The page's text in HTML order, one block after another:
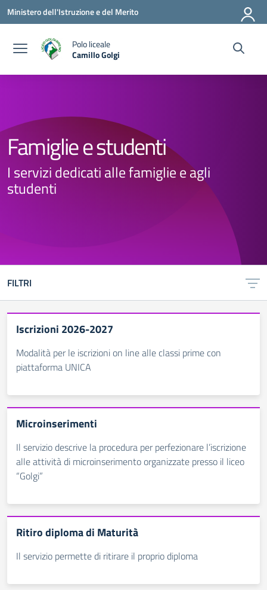
Vai ai contenuti
Vai al menu di navigazione
Vai al footer
Ministero dell'Istruzione e del Merito
Polo liceale
Camillo Golgi
— Visita la pagina iniziale della scuola
Famiglie e studenti
I servizi dedicati alle famiglie e agli
studenti
FILTRI
Iscrizioni 2026-2027
Modalità per le iscrizioni on line alle classi prime con
piattaforma UNICA
Microinserimenti
Il servizio descrive la procedura per perfezionare l’iscrizione
alle attività di microinserimento organizzate presso il liceo
“Golgi”
Ritiro diploma di Maturità
Il servizio permette di ritirare il proprio diploma